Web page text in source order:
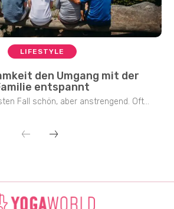
LIFESTYLE
den Umgang mit der
entspannt
Fall schön, aber anstrengend. Oft...